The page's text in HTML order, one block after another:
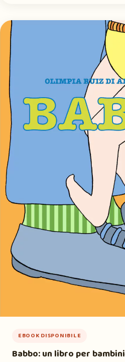
EBOOK DISPONIBILE
Babbo: un libro per bambini